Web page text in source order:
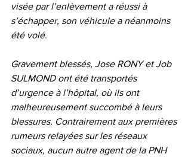
visée par l’enlèvement a réussi à
s’échapper, son véhicule a néanmoins
été volé.
Gravement blessés, Jose RONY et Job
SULMOND ont été transportés
d’urgence à l’hôpital, où ils ont
malheureusement succombé à leurs
blessures. Contrairement aux premières
rumeurs relayées sur les réseaux
sociaux, aucun autre agent de la PNH